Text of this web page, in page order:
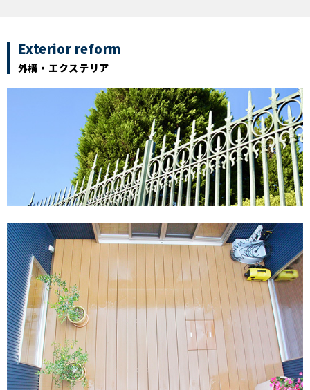
Exterior reform
外構・エクステリア